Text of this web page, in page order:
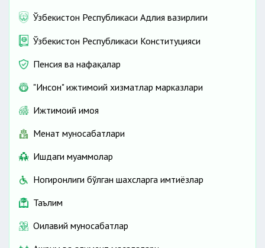
Ўзбекистон Республикаси Адлия вазирлиги
Ўзбекистон Республикаси Конституцияси
Пенсия ва нафақалар
"Инсон" ижтимоий хизматлар марказлари
Ижтимоий ҳимоя
Меҳнат муносабатлари
Ишдаги муаммолар
Ногиронлиги бўлган шахсларга имтиёзлар
Таълим
Оилавий муносабатлар